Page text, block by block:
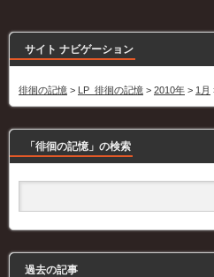
サイト ナビゲーション
徘徊の記憶 > LP_徘徊の記憶 > 2010年 > 1月
「徘徊の記憶」の検索
過去の記事